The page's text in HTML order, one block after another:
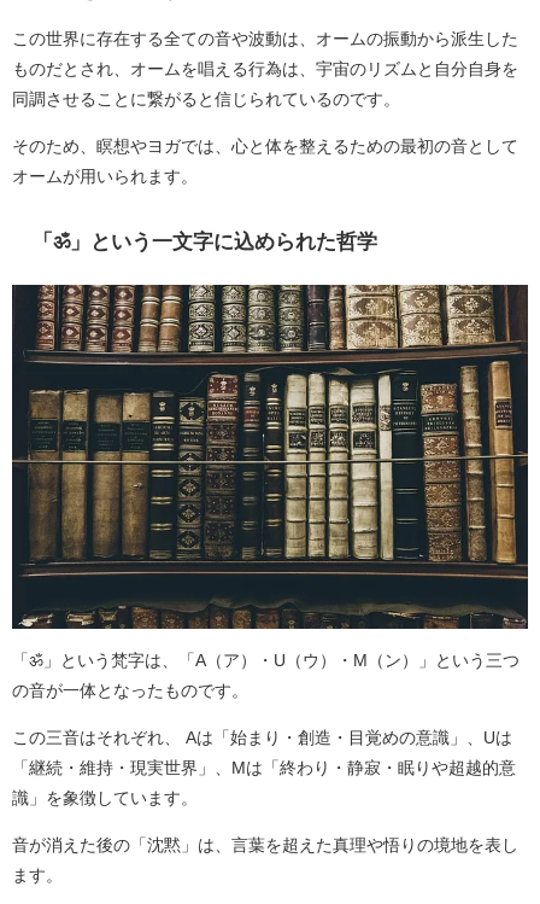
この世界に存在する全ての音や波動は、オームの振動から派生した
ものだとされ、オームを唱える行為は、宇宙のリズムと自分自身を
同調させることに繋がると信じられているのです。
そのため、瞑想やヨガでは、心と体を整えるための最初の音として
オームが用いられます。
「ॐ」という一文字に込められた哲学
「ॐ」という梵字は、「A（ア）・U（ウ）・M（ン）」という三つ
の音が一体となったものです。
この三音はそれぞれ、 Aは「始まり・創造・目覚めの意識」、Uは
「継続・維持・現実世界」、Mは「終わり・静寂・眠りや超越的意
識」を象徴しています。
音が消えた後の「沈黙」は、言葉を超えた真理や悟りの境地を表し
ます。